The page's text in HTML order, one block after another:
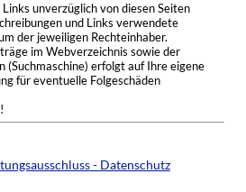
unverzüglich von diesen Seiten
und Links verwendete
der jeweiligen Rechteinhaber.
im Webverzeichnis sowie der
(Suchmaschine) erfolgt auf Ihre eigene
für eventuelle Folgeschäden
- Datenschutz